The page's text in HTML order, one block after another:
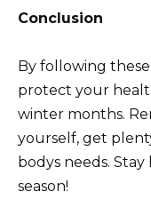
Conclusion
By following
protect your
winter months.
yourself, get
bodys needs.
season!